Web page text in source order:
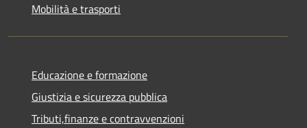
Mobilità e trasporti
Educazione e formazione
Giustizia e sicurezza pubblica
Tributi,finanze e contravvenzioni